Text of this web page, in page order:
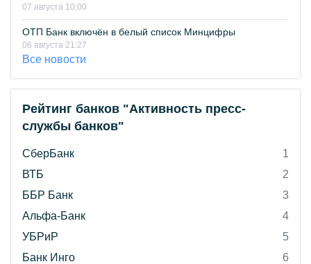
07 августа 10:00
ОТП Банк включён в белый список Минцифры
06 августа 21:27
Все новости
Рейтинг банков "Активность пресс-
службы банков"
СберБанк
1
ВТБ
2
ББР Банк
3
Альфа-Банк
4
УБРиР
5
Банк Инго
6